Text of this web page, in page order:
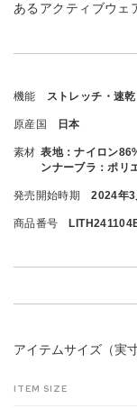
あるアクティブウェ
機能 ストレッチ・速
原産国 日本
素材 表地：ナイロン
ンナーブラ：ポリ
発売開始時期 2024年3
商品番号
アイテムサイズ（実寸
ITEM SIZE